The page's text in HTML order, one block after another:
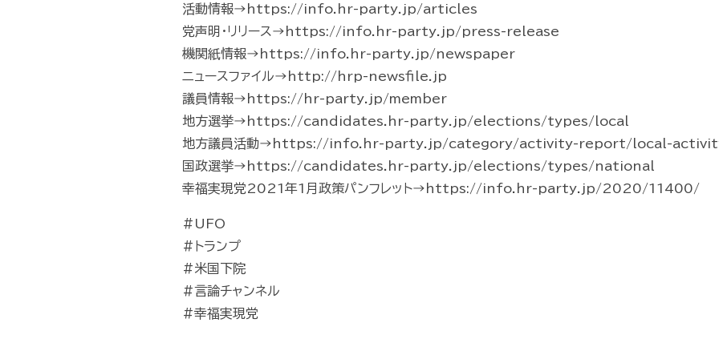
活動情報→https://info.hr-party.jp/articles
党声明・リリース→https://info.hr-party.jp/press-release
機関紙情報→https://info.hr-party.jp/newspaper
ニュースファイル→http://hrp-newsfile.jp
議員情報→https://hr-party.jp/member
地方選挙→https://candidates.hr-party.jp/elections/types/local
地方議員活動→https://info.hr-party.jp/category/activity-report/local-
国政選挙→https://candidates.hr-party.jp/elections/types/national
幸福実現党2021年1月政策パンフレット→https://info.hr-party.jp/2020/11400/
#UFO
#トランプ
#米国下院
#言論チャンネル
#幸福実現党